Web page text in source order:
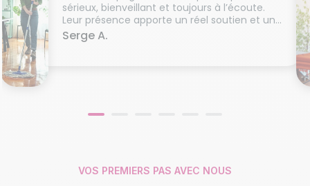
sérieux, bienveillant et toujours à l’écoute.
Leur présence apporte un réel soutien et une
grande sérénité à la famille.
La qualité des prestations et l’humanité dont
Serge A.
VOS PREMIERS PAS AVEC NOUS